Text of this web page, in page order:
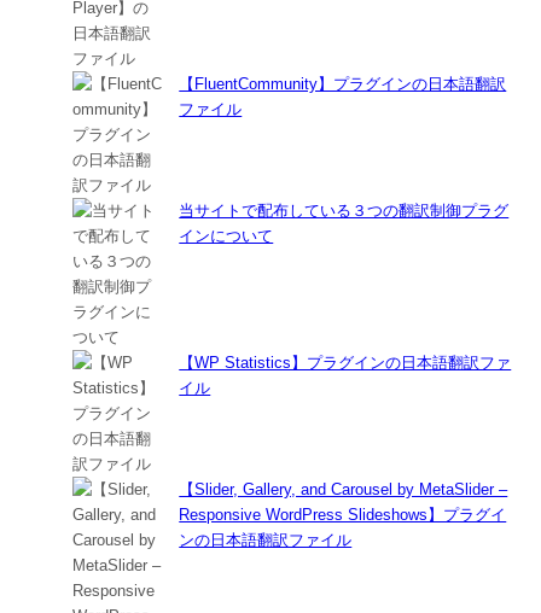
【FluentCommunity】プラグインの日本語翻訳
ファイル
当サイトで配布している３つの翻訳制御プラグ
インについて
【WP Statistics】プラグインの日本語翻訳ファ
イル
【Slider, Gallery, and Carousel by MetaSlider –
Responsive WordPress Slideshows】プラグイ
ンの日本語翻訳ファイル